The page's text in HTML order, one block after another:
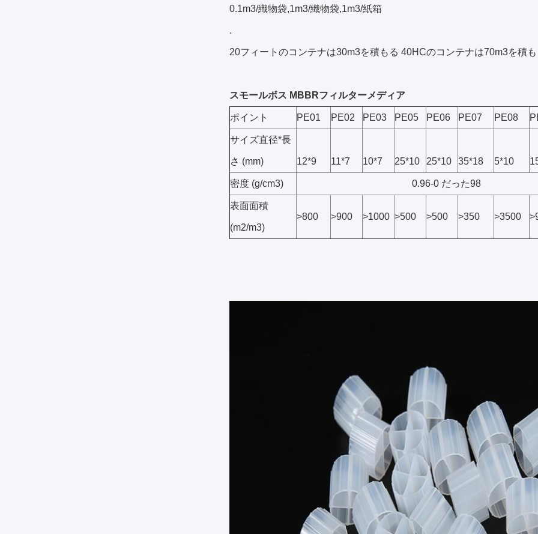
0.1m3/織物袋,1m3/織物袋,1m3/紙箱
.
20フィートのコンテナは30m3を積もる 40HCのコンテナは70m3を積も
スモールボス MBBRフィルターメディア
ポイント PE01 PE02 PE03 PE05 PE06 PE07 PE08
サイズ直径*長
さ (mm) 12*9 11*7 10*7 25*10 25*10 35*18 5*10
密度 (g/cm3) 0.96-0 だった98
表面面積
(m2/m3)
>800 >900 >1000 >500 >500 >350 >3500